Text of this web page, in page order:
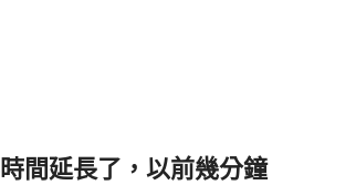
間延長了，以前幾分鐘